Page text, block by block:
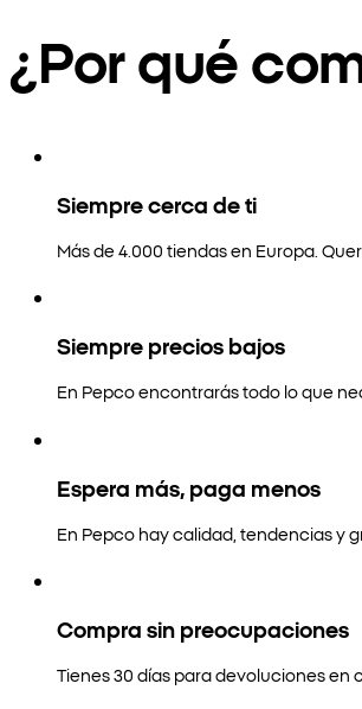
¿Por qué
Siempre cerca de ti
Más de 4.000 tiendas en Europa.
Siempre precios bajos
En Pepco encontrarás todo lo que
Espera más, paga menos
En Pepco hay calidad, tendencias y
Compra sin preocupaciones
Tienes 30 días para devoluciones en